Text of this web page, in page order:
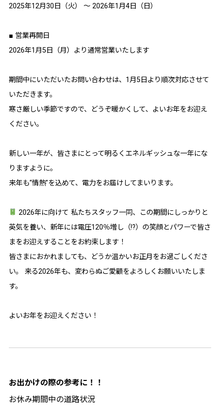
2025年12月30日（火） ～ 2026年1月4日（日）
■ 営業再開日
2026年1月5日（月）より通常営業いたします
期間中にいただいたお問い合わせは、1月5日より順次対応させて
いただきます。
寒さ厳しい季節ですので、どうぞ暖かくして、よいお年をお迎え
ください。
新しい一年が、皆さまにとって明るくエネルギッシュな一年にな
りますように。
来年も“情熱”を込めて、電力をお届けしてまいります。
2026年に向けて 私たちスタッフ一同、この期間にしっかりと
英気を養い、新年には電圧120％増し（!?）の笑顔とパワーで皆さ
まをお迎えすることをお約束します！
皆さまにおかれましても、どうか温かいお正月をお過ごしくださ
い。 来る2026年も、変わらぬご愛顧をよろしくお願いいたしま
す。
よいお年をお迎えください！
お出かけの際の参考に！！
お休み期間中の道路状況